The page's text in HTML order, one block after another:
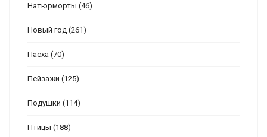
Натюрморты (46)
Новый год (261)
Пасха (70)
Пейзажи (125)
Подушки (114)
Птицы (188)